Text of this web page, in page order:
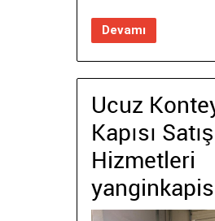
Devamı
Ucuz
Kapısı
Hizmetleri